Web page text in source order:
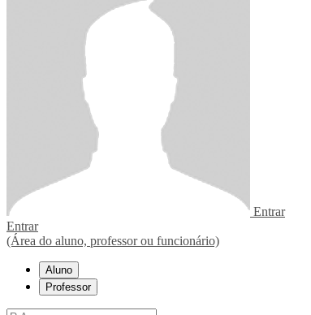
Entrar
Entrar
(Área do aluno, professor ou funcionário)
Aluno
Professor